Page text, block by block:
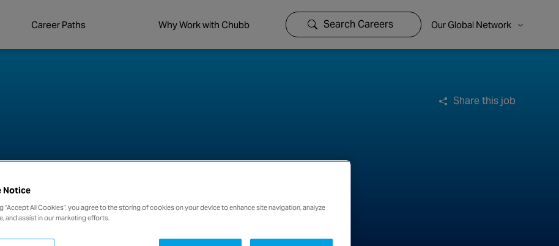
Career Paths Why Work with Chubb Search Careers Our Global Network
Share this job
Notice
“Accept All Cookies”, you agree to the storing of cookies on your device to enhance site navigation, analyze
and assist in our marketing efforts.